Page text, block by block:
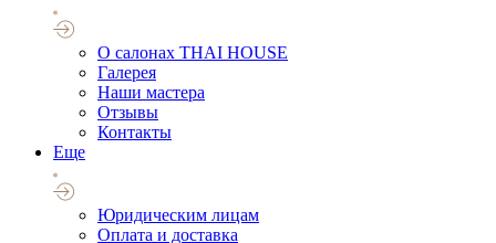
О салонах THAI HOUSE
Галерея
Наши мастера
Отзывы
Контакты
Еще
Юридическим лицам
Оплата и доставка